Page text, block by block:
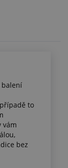
balení
to
vám
bez